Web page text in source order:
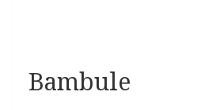
Bambule